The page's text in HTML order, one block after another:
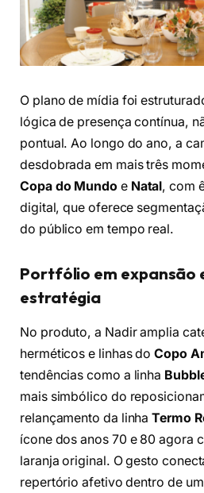
O plano de mídia foi
lógica de presença contínua,
pontual. Ao longo do ano, a
desdobrada em mais três
Copa do Mundoe Natal, com
digital, que oferece
do público em tempo real.
Portfólio em expansão
estratégia
No produto, a Nadir amplia
herméticos e linhas doCopo
tendências como a linha
mais simbólico do
relançamento da linhaTermo
ícone dos anos 70 e 80 agora
laranja original. O gesto
repertório afetivo dentro de